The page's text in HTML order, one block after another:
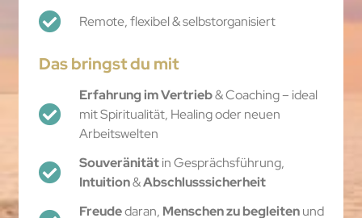
Remote, flexibel & selbstorganisiert
Das bringst du mit
Erfahrung im Vertrieb& Coaching – ideal
mit Spiritualität, Healing oder neuen
Arbeitswelten
Souveränitätin Gesprächsführung,
Intuition&Abschlusssicherheit
Freudedaran, Menschen zu begleitenund